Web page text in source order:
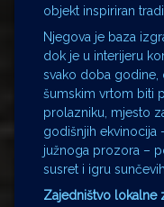
objekt inspiriran
Njegova je baza
dok je u interijeru
svako doba godine,
šumskim vrtom biti
prolazniku, mjesto
godišnjih ekvinocija
južnoga prozora –
susret i igru
Zajedništvo lokalne